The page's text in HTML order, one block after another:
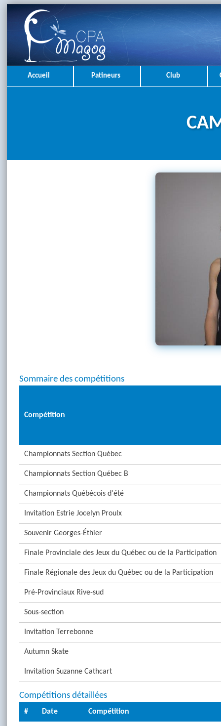
Accueil Patineurs Club
Sommaire des compétitions
Compétition
Championnats Section Québec
Championnats Section Québec B
Championnats Québécois d'été
Invitation Estrie Jocelyn Proulx
Souvenir Georges-Éthier
Finale Provinciale des Jeux du Québec ou de la Participation
Finale Régionale des Jeux du Québec ou de la Participation
Pré-Provinciaux Rive-sud
Sous-section
Invitation Terrebonne
Autumn Skate
Invitation Suzanne Cathcart
Compétitions détaillées
# Date Compétition